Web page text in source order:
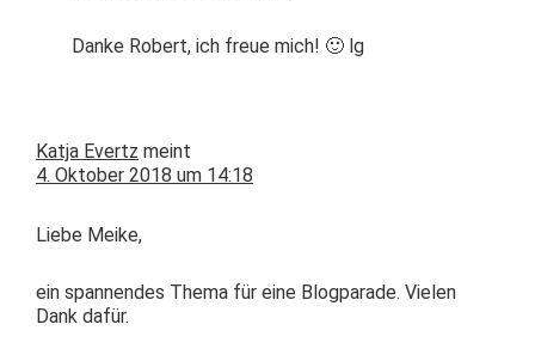
Danke Robert, ich freue mich! 🙂 lg
Katja Evertz meint
4. Oktober 2018 um 14:18
Liebe Meike,
ein span­nen­des The­ma für eine Blog­pa­rade. Vie­len
Dank dafür.